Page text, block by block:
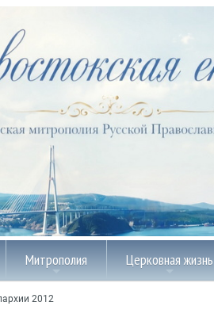
Митрополия Церковная жизнь
2012